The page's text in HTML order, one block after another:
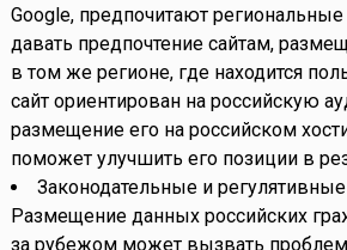
Google, предпочитают
давать предпочтение сайтам,
в том же регионе, где находится
сайт ориентирован на российскую
размещение его на российском
поможет улучшить его позиции в
Законодательные и
Размещение данных российских
за рубежом может вызвать